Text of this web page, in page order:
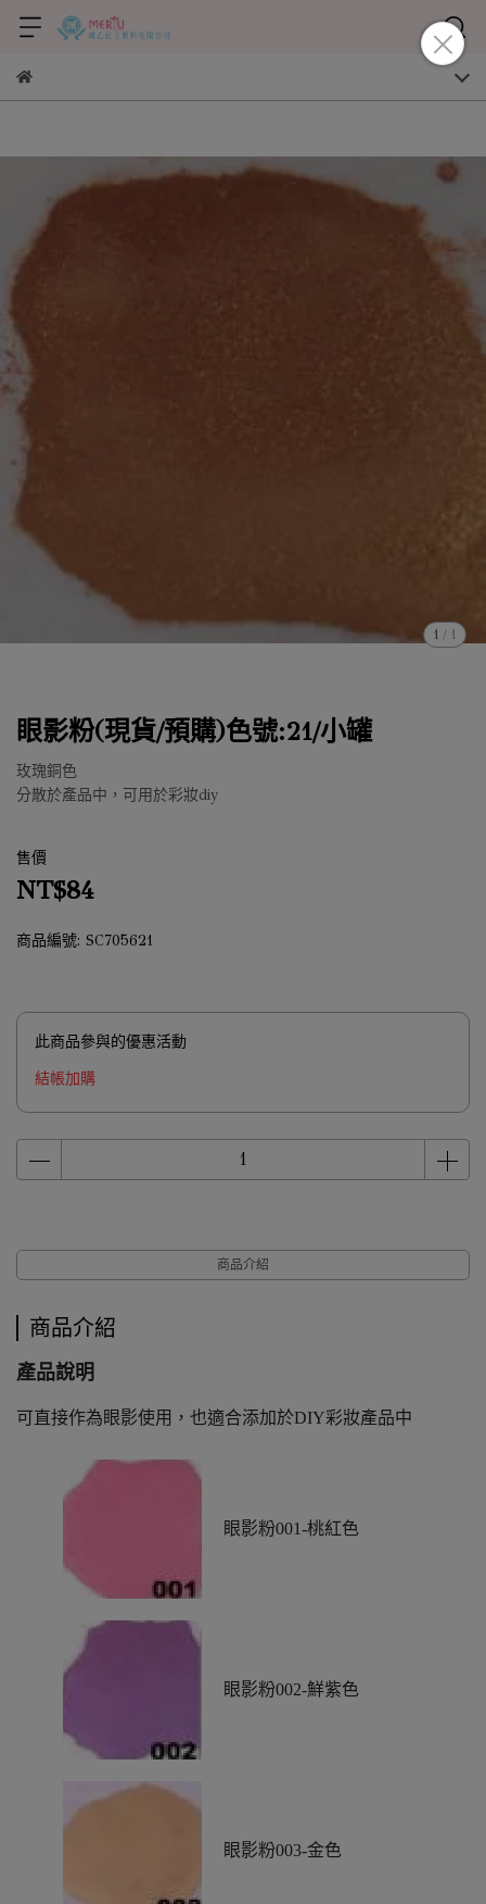
1 / 1
眼影粉(現貨/預購)色號:21/小罐
玫瑰銅色
分散於產品中，可用於彩妝diy
售價
NT$84
商品編號: SC705621
此商品參與的優惠活動
結帳加購
商品介紹
商品介紹
產品說明
可直接作為眼影使用，也適合添加於DIY彩妝產品中
眼影粉001-桃紅色
眼影粉002-鮮紫色
眼影粉003-金色